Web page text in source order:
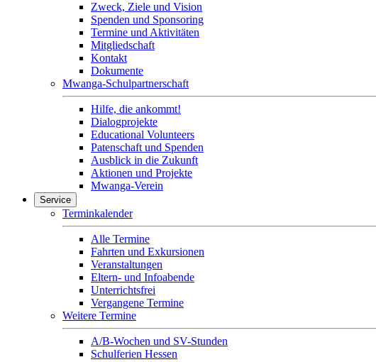
Zweck, Ziele und Vision
Spenden und Sponsoring
Termine und Aktivitäten
Mitgliedschaft
Kontakt
Dokumente
Mwanga-Schulpartnerschaft
Hilfe, die ankommt!
Dialogprojekte
Educational Volunteers
Patenschaft und Spenden
Ausblick in die Zukunft
Aktionen und Projekte
Mwanga-Verein
Service
Terminkalender
Alle Termine
Fahrten und Exkursionen
Veranstaltungen
Eltern- und Infoabende
Unterrichtsfrei
Vergangene Termine
Weitere Termine
A/B-Wochen und SV-Stunden
Schulferien Hessen